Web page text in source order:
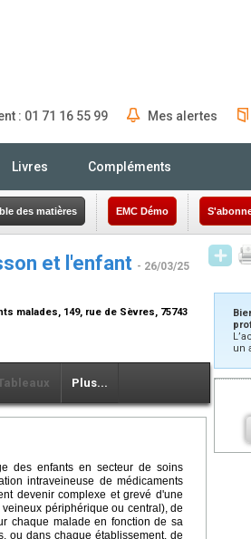
: 01 71 16 55 99 Mes alertes
Livres Compléments
des matières EMC Démo
et l'enfant - 26/03/25
malades, 149, rue de Sèvres, 75743
Plus...
des enfants en secteur de soins
intraveineuse de médicaments
devenir complexe et grevé d'une
périphérique ou central), de
chaque malade en fonction de sa
ou dans chaque établissement, de
un